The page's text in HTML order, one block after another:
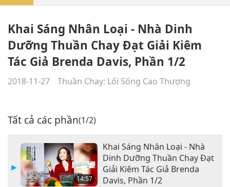
Khai Sáng Nhân Loại - Nhà Dinh
Dưỡng Thuần Chay Đạt Giải Kiêm
Tác Giả Brenda Davis, Phần 1/2
2018-11-27 Thuần Chay: Lối Sống Cao Thượng
Tất cả các phần(1/2)
14:57
Khai Sáng Nhân Loại - Nhà
Dinh Dưỡng Thuần Chay Đạt
Giải Kiêm Tác Giả Brenda
Davis, Phần 1/2